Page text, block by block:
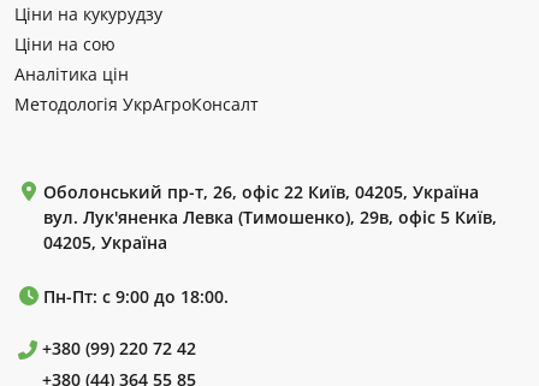
Ціни на кукурудзу
Ціни на сою
Аналітика цін
Методологія УкрАгроКонсалт
Оболонський пр-т, 26, офіс 22 Київ, 04205, Україна
вул. Лук'яненка Левка (Тимошенко), 29в, офіс 5 Київ,
04205, Україна
Пн-Пт: с 9:00 до 18:00.
+380 (99) 220 72 42
+380 (44) 364 55 85